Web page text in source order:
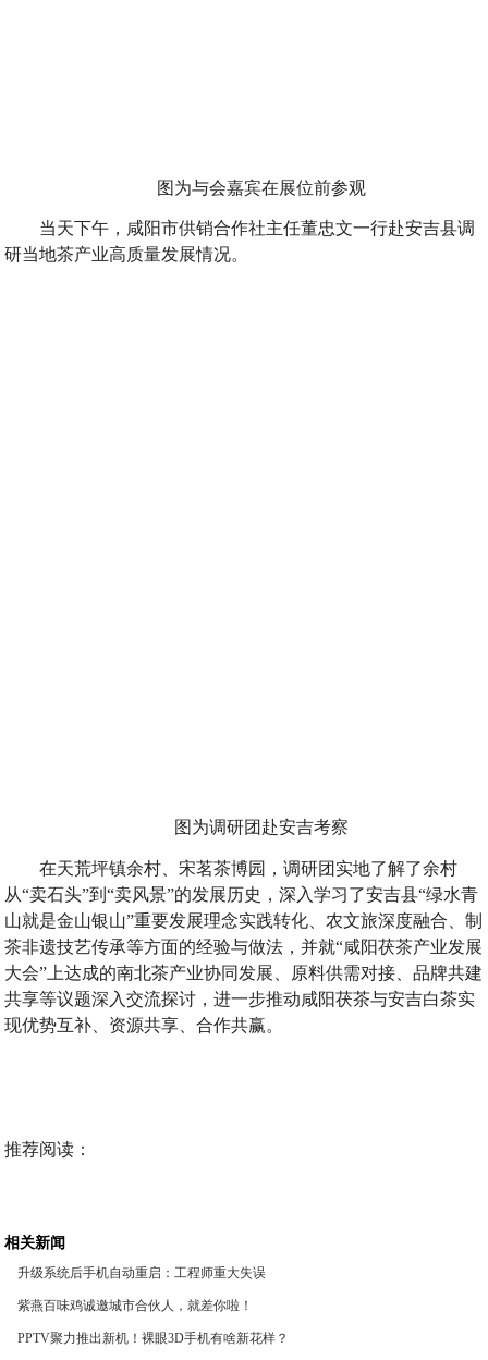
图为与会嘉宾在展位前参观
当天下午，咸阳市供销合作社主任董忠文一行赴安吉县调
研当地茶产业高质量发展情况。
图为调研团赴安吉考察
在天荒坪镇余村、宋茗茶博园，调研团实地了解了余村
从“卖石头”到“卖风景”的发展历史，深入学习了安吉县“绿水青
山就是金山银山”重要发展理念实践转化、农文旅深度融合、制
茶非遗技艺传承等方面的经验与做法，并就“咸阳茯茶产业发展
大会”上达成的南北茶产业协同发展、原料供需对接、品牌共建
共享等议题深入交流探讨，进一步推动咸阳茯茶与安吉白茶实
现优势互补、资源共享、合作共赢。
推荐阅读：
相关新闻
升级系统后手机自动重启：工程师重大失误
紫燕百味鸡诚邀城市合伙人，就差你啦！
PPTV聚力推出新机！裸眼3D手机有啥新花样？